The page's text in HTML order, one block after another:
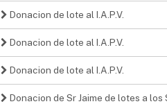
Donacion de lote al I.A.P.V.
Donacion de lote al I.A.P.V.
Donacion de lote al I.A.P.V.
Donacion de Sr Jaime de lotes a los